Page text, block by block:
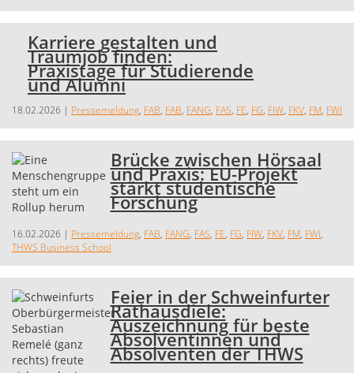
Karriere gestalten und
Traumjob finden:
Praxistage für Studierende
und Alumni
18.02.2026 | Pressemeldung, FAB, FAB, FANG, FAS, FE, FG, FIW, FKV, FM, FWI
Brücke zwischen Hörsaal
und Praxis: EU-Projekt
stärkt studentische
Forschung
16.02.2026 | Pressemeldung, FAB, FANG, FAS, FE, FG, FIW, FKV, FM, FWI,
THWS Business School
Feier in der Schweinfurter
Rathausdiele:
Auszeichnung für beste
Absolventinnen und
Absolventen der THWS